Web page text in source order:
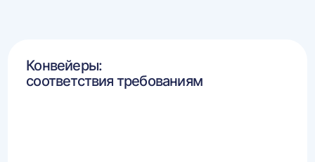
Конвейеры:
соответствия требованиям